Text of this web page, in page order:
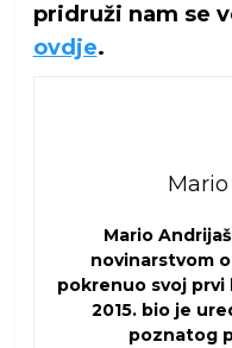
pridruži nam se
ovdje.
Mario
novinarstvom
pokrenuo svoj prvi
2015. bio je
poznatog